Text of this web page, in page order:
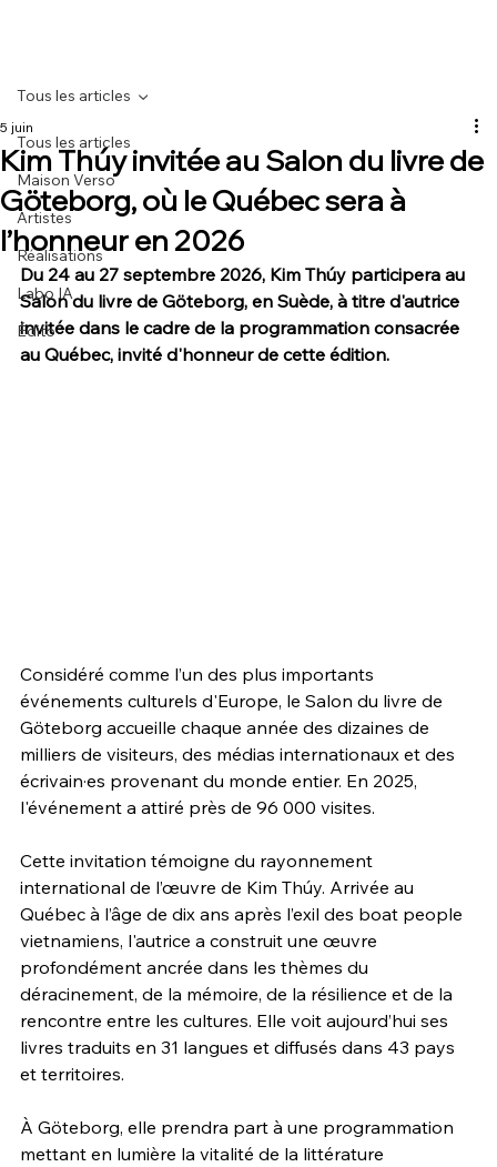
Tous les articles
Maison Verso
Artistes
Réalisations
Labo IA
Édito
Tous les articles
Kim Thúy invitée au Salon du livre de
Göteborg, où le Québec sera à
l’honneur en 2026
5 juin
Du 24 au 27 septembre 2026, Kim Thúy participera au
Salon du livre de Göteborg, en Suède, à titre d'autrice
invitée dans le cadre de la programmation consacrée
au Québec, invité d'honneur de cette édition.
Considéré comme l’un des plus importants
événements culturels d'Europe, le Salon du livre de
Göteborg accueille chaque année des dizaines de
milliers de visiteurs, des médias internationaux et des
écrivain·es provenant du monde entier. En 2025,
l'événement a attiré près de 96 000 visites.
Cette invitation témoigne du rayonnement
international de l’œuvre de Kim Thúy. Arrivée au
Québec à l’âge de dix ans après l’exil des boat people
vietnamiens, l'autrice a construit une œuvre
profondément ancrée dans les thèmes du
déracinement, de la mémoire, de la résilience et de la
rencontre entre les cultures. Elle voit aujourd’hui ses
livres traduits en 31 langues et diffusés dans 43 pays
et territoires.
À Göteborg, elle prendra part à une programmation
mettant en lumière la vitalité de la littérature